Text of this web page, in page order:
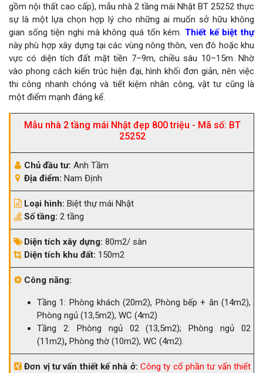
gồm nội thất cao cấp), mẫu nhà 2 tầng mái Nhật BT 25252 thực
sự là một lựa chọn hợp lý cho những ai muốn sở hữu không
gian sống tiện nghi mà không quá tốn kém. Thiết kế biệt thự
này phù hợp xây dựng tại các vùng nông thôn, ven đô hoặc khu
vực có diện tích đất mặt tiền 7–9m, chiều sâu 10–15m. Nhờ
vào phong cách kiến trúc hiện đại, hình khối đơn giản, nên việc
thi công nhanh chóng và tiết kiệm nhân công, vật tư cũng là
một điểm mạnh đáng kể.
Mẫu nhà 2 tầng mái Nhật đẹp 800 triệu - Mã số: BT
25252
Chủ đầu tư: Anh Tầm
Địa điểm: Nam Định
Loại hình: Biệt thự mái Nhật
Số tầng: 2 tầng
Diện tích xây dựng: 80m2/ sàn
Diện tích khu đất: 150m2
Công năng:
Tầng 1: Phòng khách (20m2), Phòng bếp + ăn (14m2),
Phòng ngủ (13,5m2), WC (4m2)
Tầng 2: Phòng ngủ 02 (13,5m2); Phòng ngủ 02
(11m2), Phòng thờ (10m2), WC (4m2).
Đơn vị tư vấn thiết kế nhà ở: Công ty cổ phần tư vấn thiết